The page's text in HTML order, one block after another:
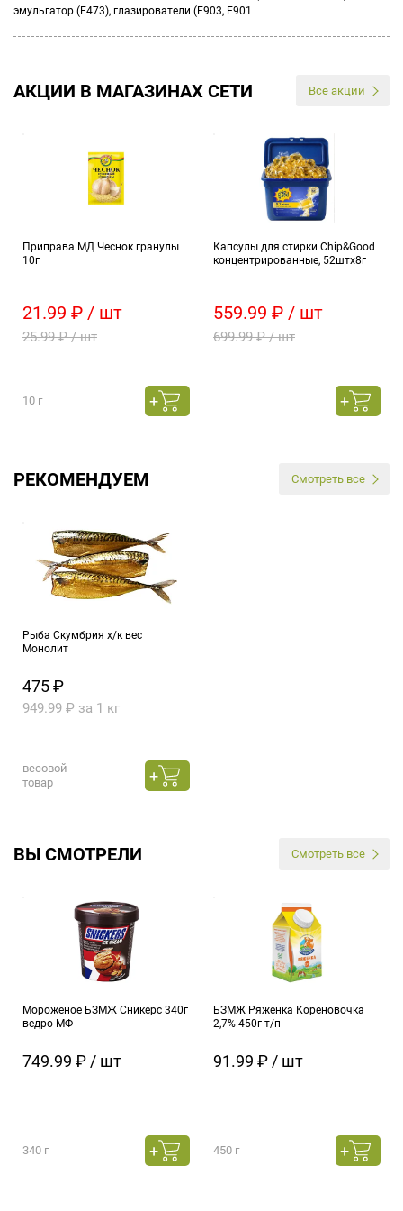
эмульгатор (Е473), глaзирователи (Е903, Е901
АКЦИИ В МАГАЗИНАХ СЕТИ Все акции
Приправа МД Чеснок гранулы
10г
21.99 ₽ / шт
25.99 ₽ / шт
10 г
Капсулы для стирки Chip&Good
концентрированные, 52штх8г
559.99 ₽ / шт
699.99 ₽ / шт
РЕКОМЕНДУЕМ Смотреть все
Рыба Скумбрия х/к вес
Монолит
475 ₽
949.99 ₽ за 1 кг
весовой
товар
ВЫ СМОТРЕЛИ Смотреть все
Мороженое БЗМЖ Сникерс 340г
ведро МФ
749.99 ₽ / шт
340 г
БЗМЖ Ряженка Кореновочка
2,7% 450г т/п
91.99 ₽ / шт
450 г